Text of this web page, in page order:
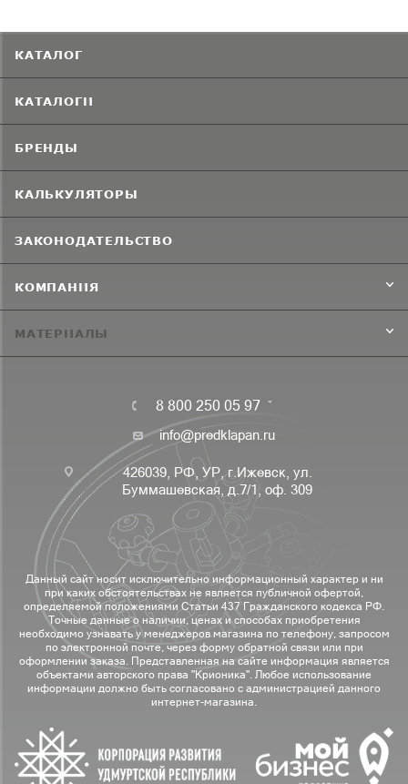
КАТАЛОГ
КАТАЛОГИ
БРЕНДЫ
КАЛЬКУЛЯТОРЫ
ЗАКОНОДАТЕЛЬСТВО
КОМПАНИЯ
МАТЕРИАЛЫ
8 800 250 05 97
info@predklapan.ru
426039, РФ, УР, г.Ижевск, ул.
Буммашевская, д.7/1, оф. 309
Данный сайт носит исключительно информационный характер и ни
при каких обстоятельствах не является публичной офертой,
определяемой положениями Статьи 437 Гражданского кодекса РФ.
Точные данные о наличии, ценах и способах приобретения
необходимо узнавать у менеджеров магазина по телефону, запросом
по электронной почте, через форму обратной связи или при
оформлении заказа. Представленная на сайте информация является
объектами авторского права "Крионика". Любое использование
информации должно быть согласовано с администрацией данного
интернет-магазина.